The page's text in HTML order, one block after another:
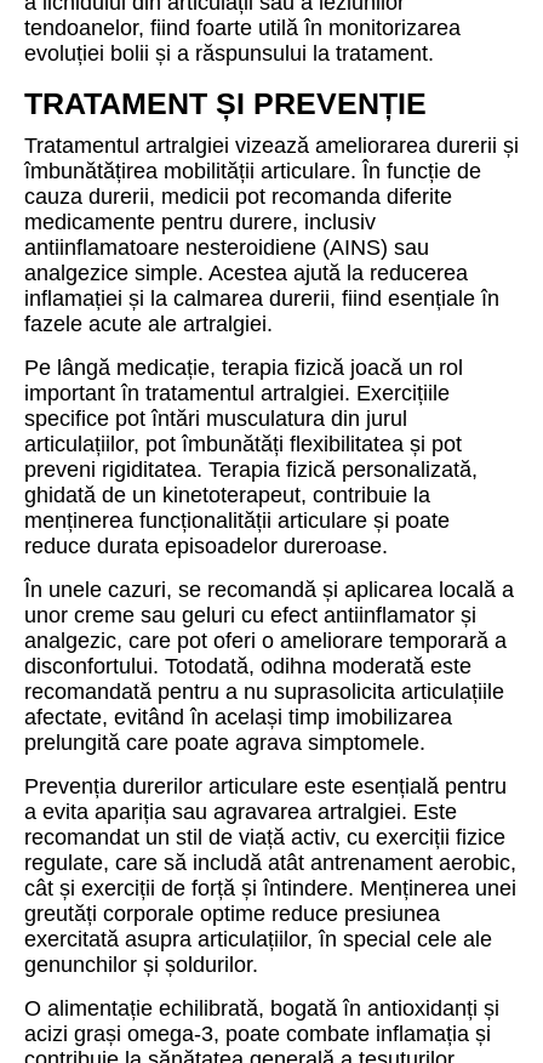
tendoanelor, fiind foarte utilă în monitorizarea
evoluției bolii și a răspunsului la tratament.
TRATAMENT ȘI PREVENȚIE
Tratamentul artralgiei vizează ameliorarea durerii și
îmbunătățirea mobilității articulare. În funcție de
cauza durerii, medicii pot recomanda diferite
medicamente pentru durere, inclusiv
antiinflamatoare nesteroidiene (AINS) sau
analgezice simple. Acestea ajută la reducerea
inflamației și la calmarea durerii, fiind esențiale în
fazele acute ale artralgiei.
Pe lângă medicație, terapia fizică joacă un rol
important în tratamentul artralgiei. Exercițiile
specifice pot întări musculatura din jurul
articulațiilor, pot îmbunătăți flexibilitatea și pot
preveni rigiditatea. Terapia fizică personalizată,
ghidată de un kinetoterapeut, contribuie la
menținerea funcționalității articulare și poate
reduce durata episoadelor dureroase.
În unele cazuri, se recomandă și aplicarea locală a
unor creme sau geluri cu efect antiinflamator și
analgezic, care pot oferi o ameliorare temporară a
disconfortului. Totodată, odihna moderată este
recomandată pentru a nu suprasolicita articulațiile
afectate, evitând în același timp imobilizarea
prelungită care poate agrava simptomele.
Prevenția durerilor articulare este esențială pentru
a evita apariția sau agravarea artralgiei. Este
recomandat un stil de viață activ, cu exerciții fizice
regulate, care să includă atât antrenament aerobic,
cât și exerciții de forță și întindere. Menținerea unei
greutăți corporale optime reduce presiunea
exercitată asupra articulațiilor, în special cele ale
genunchilor și șoldurilor.
O alimentație echilibrată, bogată în antioxidanți și
acizi grași omega-3, poate combate inflamația și